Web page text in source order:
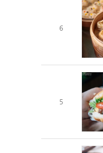
6
5